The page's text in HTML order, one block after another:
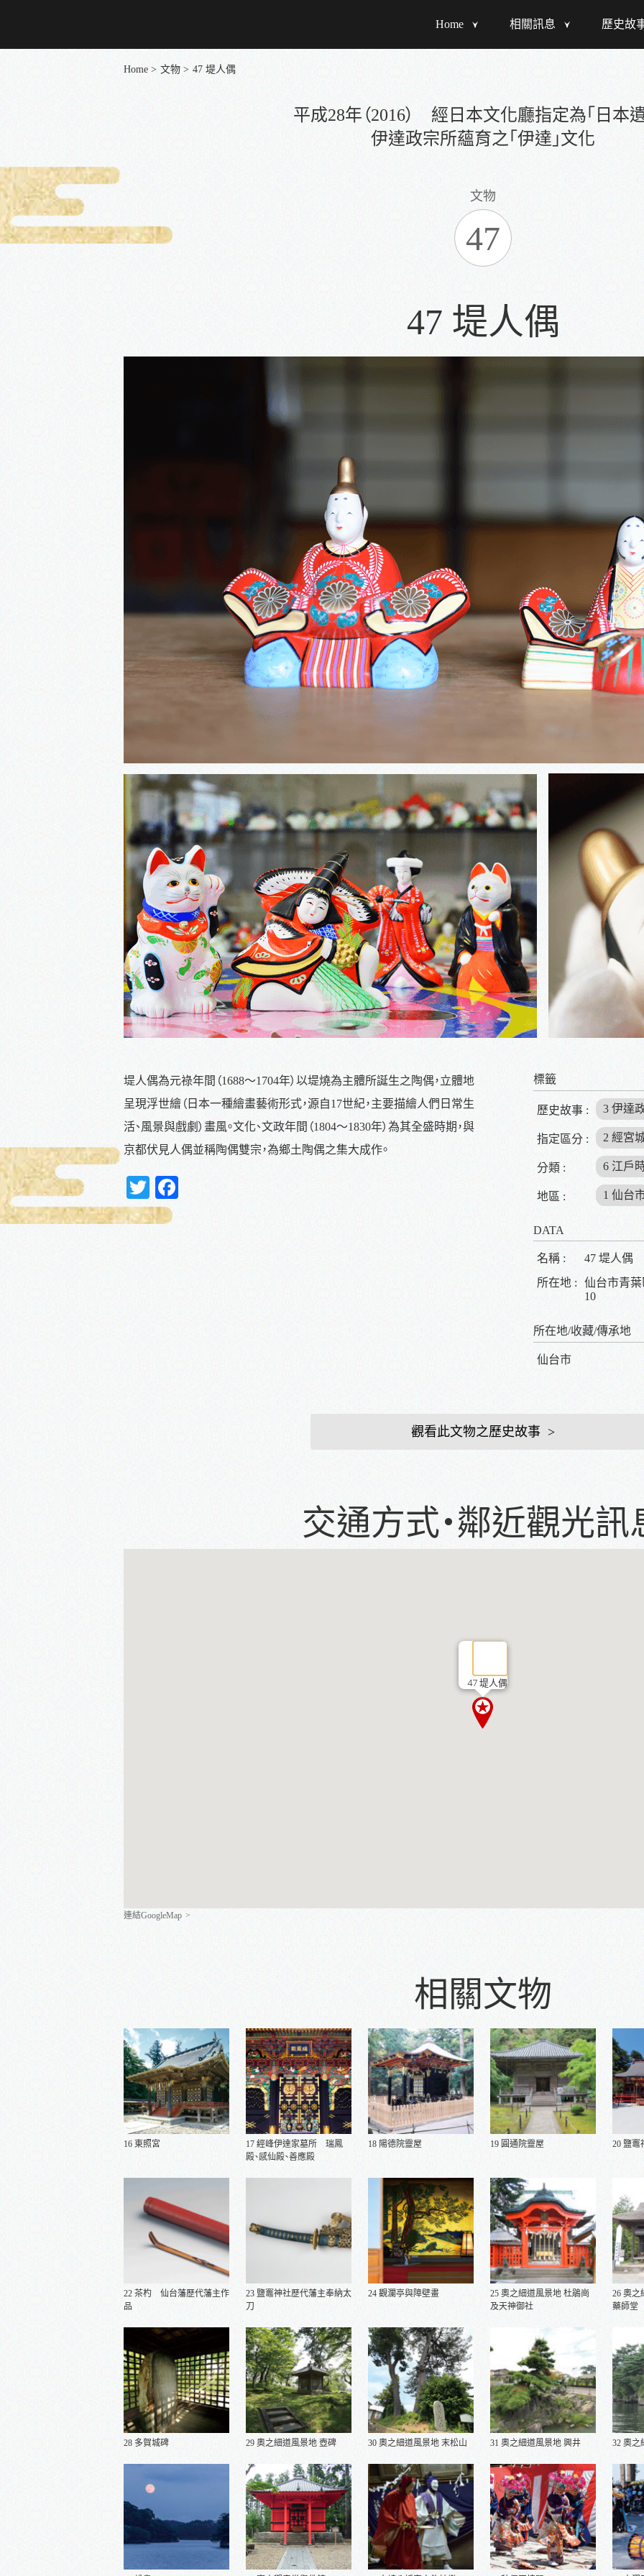
Home 相關訊息 歷史故
Home 文物 47 堤人偶
平成28年（2016） 經日本文化廳指定為「日本
伊達政宗所蘊育之「伊達」文化
文物
47
47 堤人偶
堤人偶為元祿年間（1688～1704年）以堤燒為主體所誕生之陶偶，立體地
呈現浮世繪（日本一種繪畫藝術形式，源自17世紀，主要描繪人們日常生
活、風景與戲劇）畫風。文化、文政年間（1804～1830年）為其全盛時期，與
京都伏見人偶並稱陶偶雙宗，為鄉土陶偶之集大成作。
Twitter
標籤
歷史故事 : 3 伊達
指定區分 : 2 經宮
分類 : 6 江戶
地區 : 1 仙台
DATA
名稱 :
47 堤人偶
所在地 :
仙台市青葉
10
所在地/收藏/傳承地
仙台市
觀看此文物之歷史故事
交通方式・鄰近觀光訊
47 堤人偶
連結GoogleMap
相關文物
16 東照宮
17 經峰伊達家墓所 瑞鳳
殿、感仙殿、善應殿
18 陽德院靈屋 19 圓通院靈屋 20 鹽竈
22 茶杓 仙台藩歷代藩主作
品
23 鹽竈神社歷代藩主奉納太
刀
24 觀瀾亭與障壁畫
25 奧之細道風景地 杜鵑崗
及天神御社
26 奧之
藥師堂
28 多賀城碑 29 奧之細道風景地 壺碑 30 奧之細道風景地 末松山 31 奧之細道風景地 興井 32 奧之